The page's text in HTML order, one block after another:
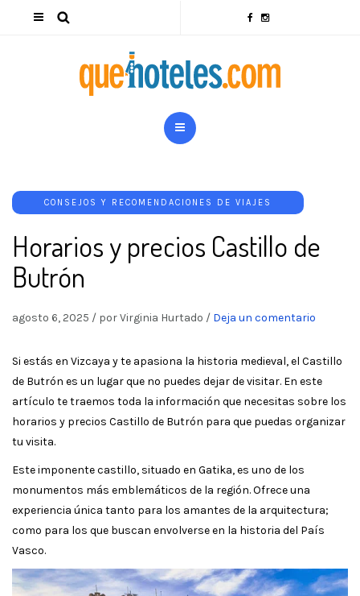
CONSEJOS Y RECOMENDACIONES DE VIAJES
Horarios y precios Castillo de
Butrón
agosto 6, 2025 / por Virginia Hurtado / Deja un comentario
Si estás en Vizcaya y te apasiona la historia medieval, el Castillo
de Butrón es un lugar que no puedes dejar de visitar. En este
artículo te traemos toda la información que necesitas sobre los
horarios y precios Castillo de Butrón para que puedas organizar
tu visita.
Este imponente castillo, situado en Gatika, es uno de los
monumentos más emblemáticos de la región. Ofrece una
experiencia única tanto para los amantes de la arquitectura;
como para los que buscan envolverse en la historia del País
Vasco.